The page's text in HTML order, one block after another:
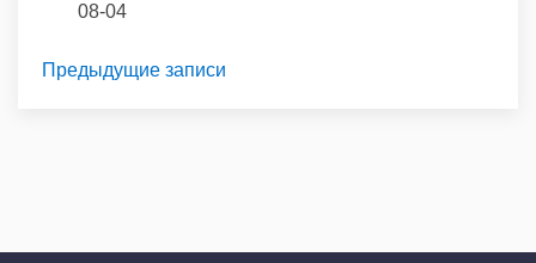
08-04
Предыдущие записи